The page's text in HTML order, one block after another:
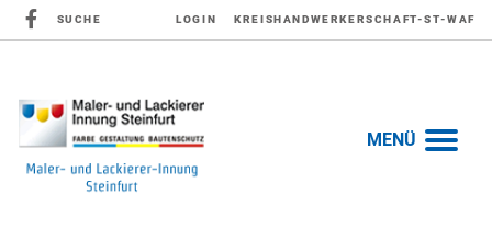
SUCHE LOGIN KREISHANDWERKERSCHAFT-ST-WAF
MENÜ